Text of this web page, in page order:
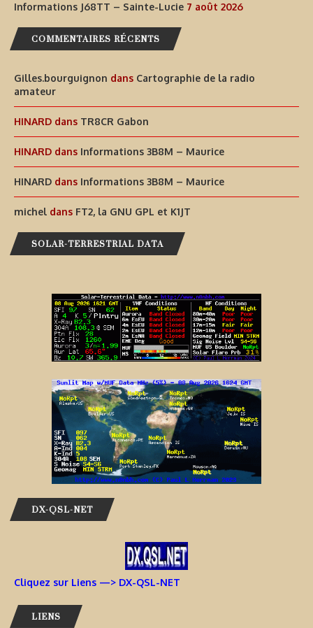
Informations J68TT – Sainte-Lucie 7 août 2026
COMMENTAIRES RÉCENTS
Gilles.bourguignon dans Cartographie de la radio
amateur
HINARD dans TR8CR Gabon
HINARD dans Informations 3B8M – Maurice
HINARD dans Informations 3B8M – Maurice
michel dans FT2, la GNU GPL et K1JT
SOLAR-TERRESTRIAL DATA
DX-QSL-NET
Cliquez sur Liens —> DX-QSL-NET
LIENS